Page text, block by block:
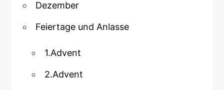
Dezember
Feiertage und Anlasse
1.Advent
2.Advent